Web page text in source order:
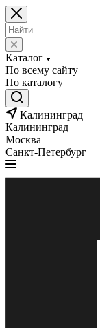
Каталог
По всему сайту
По каталогу
Калининград
Калининград
Москва
Санкт-Петербург